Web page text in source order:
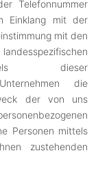
Telefonnummer
Einklang mit der
mit den
dieser
die
der von uns
Personen mittels
zustehenden